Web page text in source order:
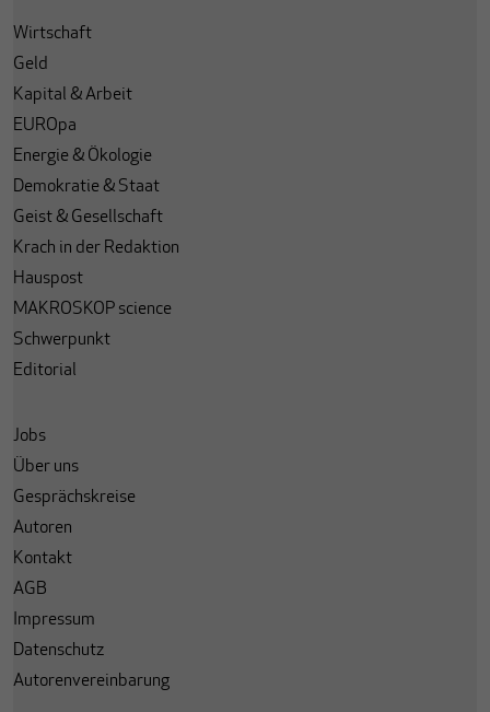
Wirtschaft
Geld
Kapital & Arbeit
EUROpa
Energie & Ökologie
Demokratie & Staat
Geist & Gesellschaft
Krach in der Redaktion
Hauspost
MAKROSKOP science
Schwerpunkt
Editorial
Jobs
Über uns
Gesprächskreise
Autoren
Kontakt
AGB
Impressum
Datenschutz
Autorenvereinbarung